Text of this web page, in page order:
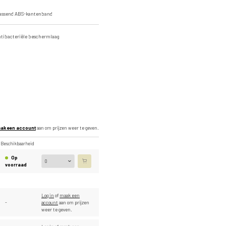
ABS-kantenband
beschermlaag
een accountaan om prijzen weer te geven.
Beschikbaarheid
Op
voorraad
-
Log in of maak een
account aan om prijzen
weer te geven.